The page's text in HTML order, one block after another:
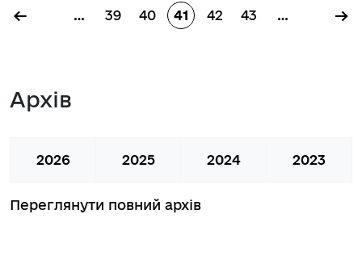
Розбивка на сторінки
← …
Сторінка
39
Сторінка
40
Сторінка
41
Сторінка
42
Сторінка
43 … →
Архів
2026 2025 2024 2023
Переглянути повний архів